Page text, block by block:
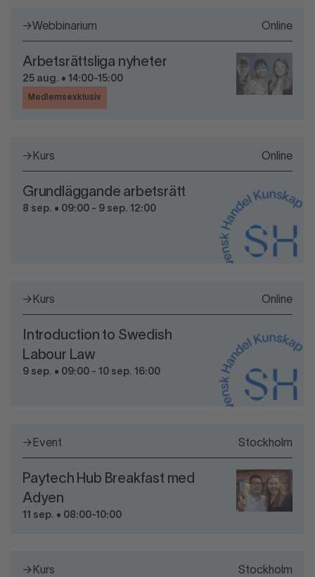
→Webbinarium Online
Arbetsrättsliga nyheter
25 aug. • 14:00-15:00
Medlemsexklusiv
→ Kurs Online
Grundläggande arbetsrätt
8 sep. • 09:00 - 9 sep. 12:00
→ Kurs Online
Introduction to Swedish
Labour Law
9 sep. • 09:00 - 10 sep. 16:00
→ Event Stockholm
Paytech Hub Breakfast med
Adyen
11 sep. • 08:00-10:00
→ Kurs Stockholm